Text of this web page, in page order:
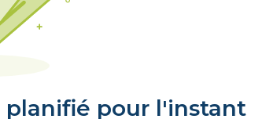
pour l'instant